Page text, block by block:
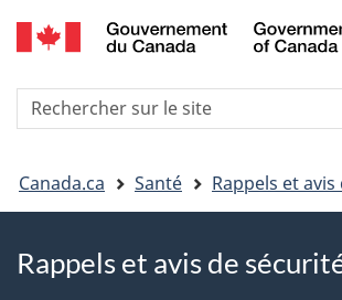
Skip
to
Skip
to
Passer
à
HTML
Recherche
Vous
êtes
ici
Canada.ca Santé Rappels et
Rappels et avis de